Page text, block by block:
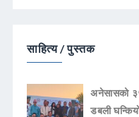
साहित्य / पुस्तक
अनेसासको
डबली